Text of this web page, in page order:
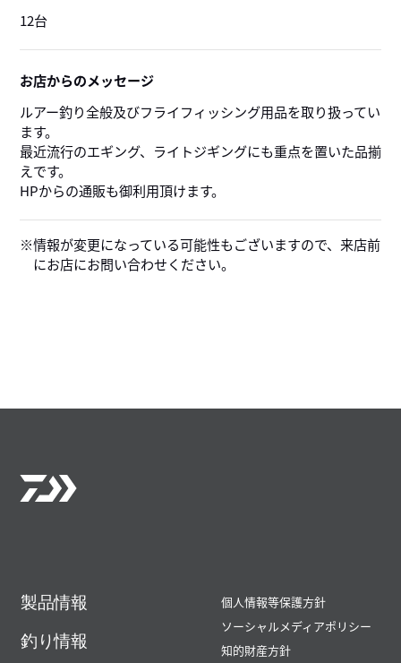
12台
お店からのメッセージ
ルアー釣り全般及びフライフィッシング用品を取り扱ってい
ます。
最近流行のエギング、ライトジギングにも重点を置いた品揃
えです。
HPからの通販も御利用頂けます。
製品情報
釣り情報
個人情報等保護方針
ソーシャルメディアポリシー
知的財産方針